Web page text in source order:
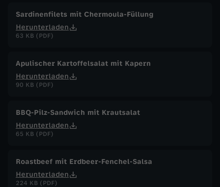
Sardinenfilets mit Chermoula-Füllung
Herunterladen
63 KB (PDF)
Apulischer Kartoffelsalat mit Kapern
Herunterladen
90 KB (PDF)
BBQ-Pilz-Sandwich mit Krautsalat
Herunterladen
65 KB (PDF)
Roastbeef mit Erdbeer-Fenchel-Salsa
Herunterladen
224 KB (PDF)